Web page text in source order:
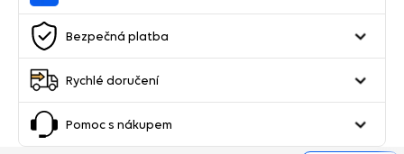
Bezpečná platba
Rychlé doručení
Pomoc s nákupem